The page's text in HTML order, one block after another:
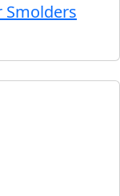
Smolders